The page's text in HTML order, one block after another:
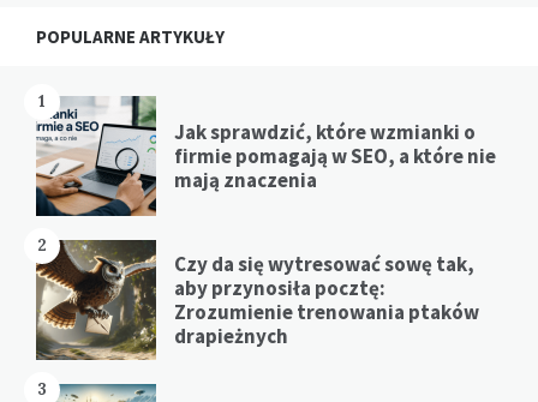
POPULARNE ARTYKUŁY
1
Jak sprawdzić, które wzmianki o
firmie pomagają w SEO, a które nie
mają znaczenia
2
Czy da się wytresować sowę tak,
aby przynosiła pocztę:
Zrozumienie trenowania ptaków
drapieżnych
3